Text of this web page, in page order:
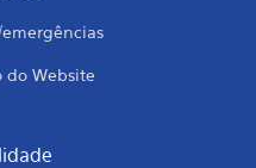
do Website